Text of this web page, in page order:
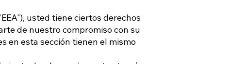
usted tiene ciertos derechos
de nuestro compromiso con su
en esta sección tienen el mismo